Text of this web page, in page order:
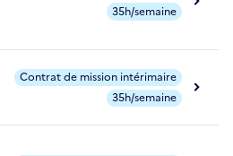
35h/semaine
Contrat de mission intérimaire
35h/semaine